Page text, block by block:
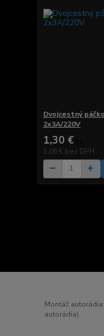
Dvojcestný
2x3A/220V
1,30 €
1,06 € bez DPH
Montáž
autorádia)